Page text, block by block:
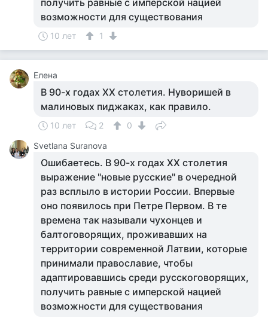
получить равные с имперской нацией
возможности для существования
10 лет 1
Елена
В 90-х годах XX столетия. Нуворишей в
малиновых пиджаках, как правило.
10 лет 2
0
Svetlana Suranova
Ошибаетесь. В 90-х годах ХХ столетия
выражение "новые русские" в очередной
раз всплыло в истории России. Впервые
оно появилось при Петре Первом. В те
времена так называли чухонцев и
балтоговорящих, проживавших на
территории современной Латвии, которые
принимали православие, чтобы
адаптировавшись среди русскоговорящих,
получить равные с имперской нацией
возможности для существования